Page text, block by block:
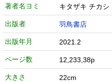
著者名ヨミ キタザキ チカシ
出版者 羽鳥書店
出版年月 2021.2
ページ数 12,233,38p
大きさ 22cm